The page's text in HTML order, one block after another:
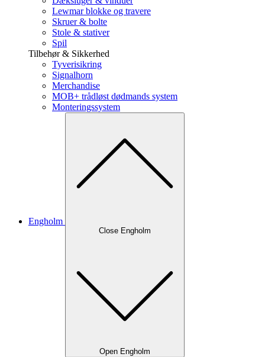
Lewmar blokke og travere
Skruer & bolte
Stole & stativer
Spil
Tilbehør & Sikkerhed
Tyverisikring
Signalhorn
Merchandise
MOB+ trådløst dødmands system
Monteringssystem
Engholm
Close Engholm
Open Engholm